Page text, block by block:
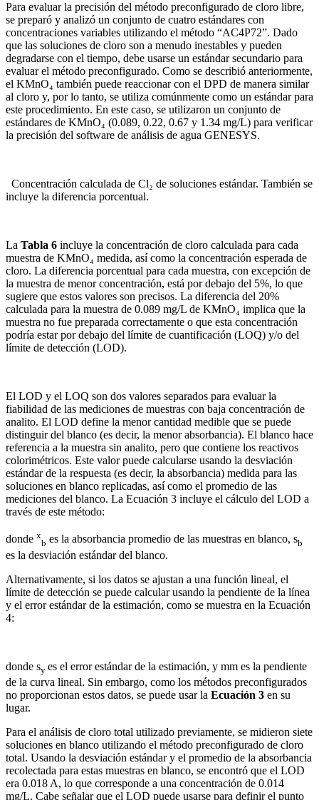
Para evaluar la precisión del método preconfigurado de cloro libre,
se preparó y analizó un conjunto de cuatro estándares con
concentraciones variables utilizando el método “AC4P72”. Dado
que las soluciones de cloro son a menudo inestables y pueden
degradarse con el tiempo, debe usarse un estándar secundario para
evaluar el método preconfigurado. Como se describió anteriormente,
el KMnO₄ también puede reaccionar con el DPD de manera similar
al cloro y, por lo tanto, se utiliza comúnmente como un estándar para
este procedimiento. En este caso, se utilizaron un conjunto de
estándares de KMnO₄ (0.089, 0.22, 0.67 y 1.34 mg/L) para verificar
la precisión del software de análisis de agua GENESYS.
Concentración calculada de Cl₂ de soluciones estándar. También se
incluye la diferencia porcentual.
La Tabla 6 incluye la concentración de cloro calculada para cada
muestra de KMnO₄ medida, así como la concentración esperada de
cloro. La diferencia porcentual para cada muestra, con excepción de
la muestra de menor concentración, está por debajo del 5%, lo que
sugiere que estos valores son precisos. La diferencia del 20%
calculada para la muestra de 0.089 mg/L de KMnO₄ implica que la
muestra no fue preparada correctamente o que esta concentración
podría estar por debajo del límite de cuantificación (LOQ) y/o del
límite de detección (LOD).
El LOD y el LOQ son dos valores separados para evaluar la
fiabilidad de las mediciones de muestras con baja concentración de
analito. El LOD define la menor cantidad medible que se puede
distinguir del blanco (es decir, la menor absorbancia). El blanco hace
referencia a la muestra sin analito, pero que contiene los reactivos
colorimétricos. Este valor puede calcularse usando la desviación
estándar de la respuesta (es decir, la absorbancia) medida para las
soluciones en blanco replicadas, así como el promedio de las
mediciones del blanco. La Ecuación 3 incluye el cálculo del LOD a
través de este método:
donde x
b es la absorbancia promedio de las muestras en blanco, sb
es la desviación estándar del blanco.
Alternativamente, si los datos se ajustan a una función lineal, el
límite de detección se puede calcular usando la pendiente de la línea
y el error estándar de la estimación, como se muestra en la Ecuación
4:
donde sy es el error estándar de la estimación, y mm es la pendiente
de la curva lineal. Sin embargo, como los métodos preconfigurados
no proporcionan estos datos, se puede usar la Ecuación 3 en su
lugar.
Para el análisis de cloro total utilizado previamente, se midieron siete
soluciones en blanco utilizando el método preconfigurado de cloro
total. Usando la desviación estándar y el promedio de la absorbancia
recolectada para estas muestras en blanco, se encontró que el LOD
era 0.018 A, lo que corresponde a una concentración de 0.014
mg/L. Cabe señalar que el LOD puede usarse para definir el punto